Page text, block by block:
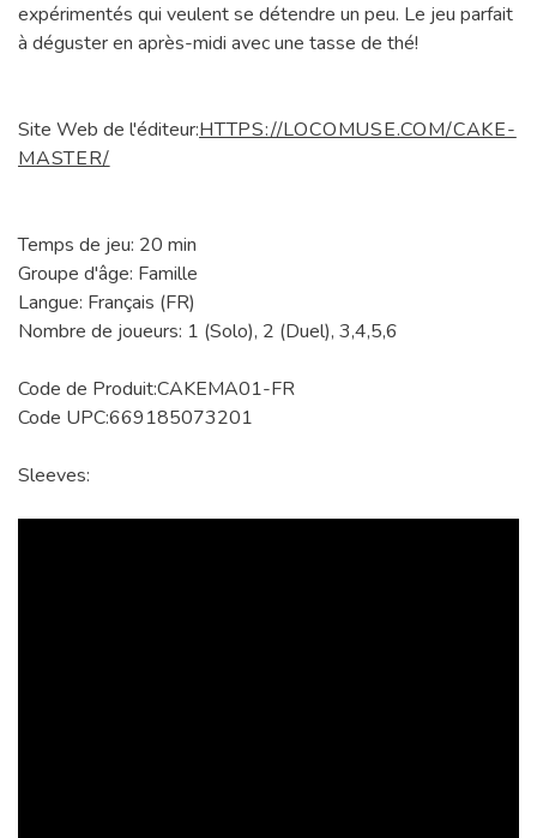
expérimentés qui veulent se détendre un peu. Le jeu parfait
à déguster en après-midi avec une tasse de thé!
Site Web de l'éditeur:HTTPS://LOCOMUSE.COM/CAKE-
MASTER/
Temps de jeu: 20 min
Groupe d'âge: Famille
Langue: Français (FR)
Nombre de joueurs: 1 (Solo), 2 (Duel), 3,4,5,6
Code de Produit:CAKEMA01-FR
Code UPC:669185073201
Sleeves: